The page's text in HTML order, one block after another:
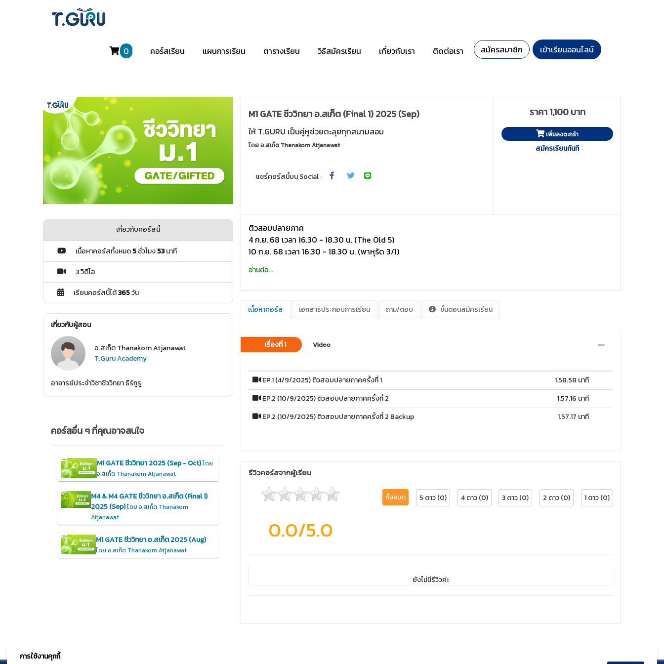
0 คอร์สเรียน แผนการเรียน ตารางเรียน วิธีสมัครเรียน เกี่ยวกับเรา ติดต่อเรา สมัครสมาชิก เข้าเรียนออนไลน์
M1 GATE ชีววิทยา อ.สเก็ต (Final 1) 2025 (Sep)
ให้ T.GURU เป็นคู่หูช่วยตะลุยทุกสนามสอบ
โดยอ.สเก็ต Thanakorn Atjanawat
แชร์คอร์สนี้บน Social :
ราคา 1,100 บาท
เพิ่มลงตะกร้า
สมัครเรียนทันที
ติวสอบปลายภาค
4 ก.ย. 68 เวลา 16.30 - 18.30 น. (The Old 5)
10 ก.ย. 68 เวลา 16.30 - 18.30 น. (พาหุรัด 3/1)
อ่านต่อ...
เนื้อหาคอร์ส เอกสารประกอบการเรียน ถาม/ตอบ ขั้นตอนสมัครเรียน
เรื่องที่ 1 Video
EP.1 (4/9/2025) ติวสอบปลายภาคครั้งที่ 1
1.58.58 นาที
EP.2 (10/9/2025) ติวสอบปลายภาคครั้งที่ 2
1.57.16 นาที
EP.2 (10/9/2025) ติวสอบปลายภาคครั้งที่ 2 Backup
1.57.17 นาที
รีวิวคอร์สจากผู้เรียน
0.0/5.0
ทั้งหมด 5 ดาว (0) 4 ดาว (0) 3 ดาว (0) 2 ดาว (0) 1 ดาว (0)
ยังไม่มีรีวิวค่ะ
เกี่ยวกับคอร์สนี้
เนื้อหาคอร์สทั้งหมด5ชั่วโมง53นาที
3 วิดีโอ
เรียนคอร์สนี้ได้365วัน
เกี่ยวกับผู้สอน
อ.สเก็ต Thanakorn Atjanawat
T.Guru Academy
อาจารย์ประจำวิชาชีววิทยา ธีร์กูรู
คอร์สอื่น ๆ ที่คุณอาจสนใจ
M1 GATE ชีววิทยา 2025 (Sep - Oct)โดย
อ.สเก็ต Thanakorn Atjanawat
M4 & M4 GATE ชีววิทยา อ.สเก็ต (Final 1)
2025 (Sep)โดย อ.สเก็ต Thanakorn
Atjanawat
M1 GATE ชีววิทยา อ.สเก็ต 2025 (Aug)
โดย อ.สเก็ต Thanakorn Atjanawat
การใช้งานคุกกี้